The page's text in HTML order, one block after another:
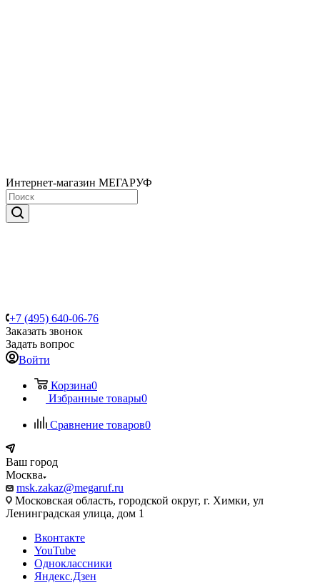
Интернет-магазин МЕГАРУФ
+7 (495) 640-06-76
Заказать звонок
Задать вопрос
Войти
Корзина0
Избранные товары0
Сравнение товаров0
Ваш город
Москва
msk.zakaz@megaruf.ru
Московская область, городской округ, г. Химки, ул
Ленинградская улица, дом 1
Вконтакте
YouTube
Одноклассники
Яндекс.Дзен